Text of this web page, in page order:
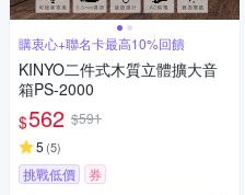
購衷心+聯名卡最高10%回饋
KINYO二件式木質立體擴大音
箱PS-2000
$562 $591
5 (5)
挑戰低價 券